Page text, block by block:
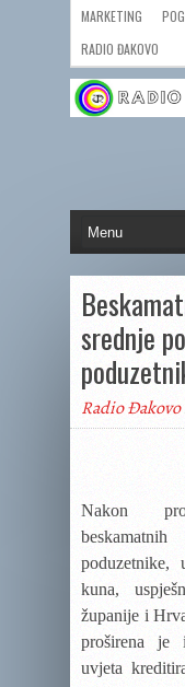
MARKETING
RADIO ĐAKOVO
srednje
Radio Đakovo
Nakon
poduzetnike,
kuna,
županije i
proširena je
uvjeta